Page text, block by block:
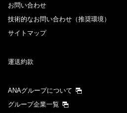
お問い合わせ
技術的なお問い合わせ（推奨環境）
サイトマップ
運送約款
ANAグループについて
グループ企業一覧